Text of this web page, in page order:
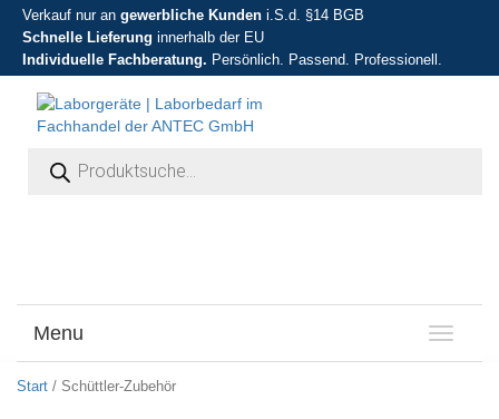
Verkauf nur an gewerbliche Kunden i.S.d. §14 BGB
Schnelle Lieferung innerhalb der EU
Individuelle Fachberatung. Persönlich. Passend. Professionell.
T
o
Menu
Start / Schüttler-Zubehör